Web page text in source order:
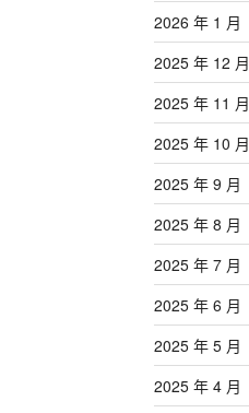
2026 年 1 月
2025 年 12 月
2025 年 11 月
2025 年 10 月
2025 年 9 月
2025 年 8 月
2025 年 7 月
2025 年 6 月
2025 年 5 月
2025 年 4 月